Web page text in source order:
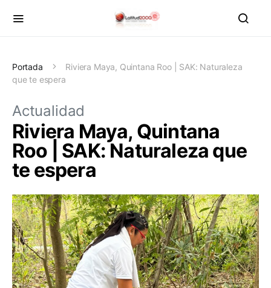
Portada
Riviera Maya, Quintana Roo | SAK: Naturaleza
que te espera
Actualidad
Riviera Maya, Quintana
Roo | SAK: Naturaleza que
te espera